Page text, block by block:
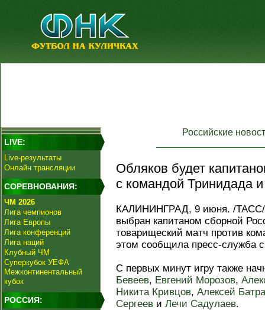
LIVE:
Live-результаты
Онлайн трансляции
СОРЕВНОВАНИЯ:
ЧМ 2026
Лига чемпионов
Лига Европы
Лига конференций
Лига наций
Клубный ЧМ
Суперкубок УЕФА
Межконтинентальный
кубок
РОССИЯ:
Российские
Обляков будет
с командой Тринидада и
КАЛИНИНГРАД, 9 июня. /
выбран капитаном сборной
товарищеский матч против
этом сообщила пресс-служба
С первых минут игру также
Бевеев, Евгений Морозов,
Никита Кривцов, Алексей
Сергеев и Лечи Садулаев.